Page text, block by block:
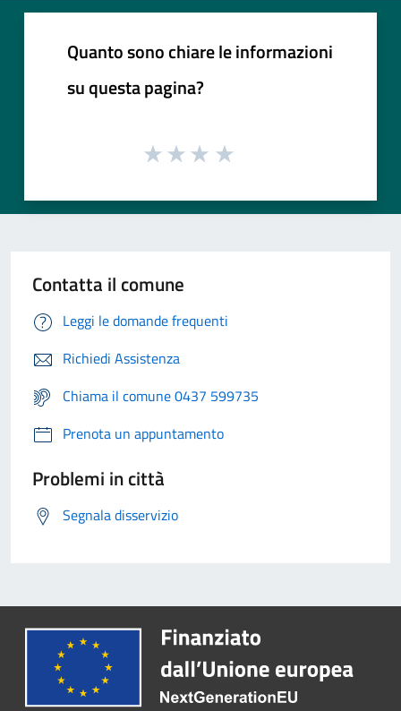
Quanto sono chiare le informazioni
su questa pagina?
Contatta il comune
Leggi le domande frequenti
Richiedi Assistenza
Chiama il comune 0437 599735
Prenota un appuntamento
Problemi in città
Segnala disservizio